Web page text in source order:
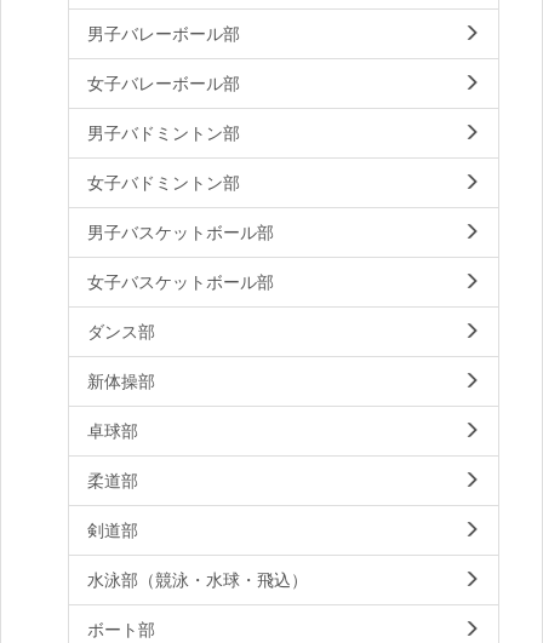
男子バレーボール部
女子バレーボール部
男子バドミントン部
女子バドミントン部
男子バスケットボール部
女子バスケットボール部
ダンス部
新体操部
卓球部
柔道部
剣道部
水泳部（競泳・水球・飛込）
ボート部